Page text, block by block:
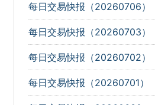
每日交易快报（20260706）
每日交易快报（20260703）
每日交易快报（20260702）
每日交易快报（20260701）